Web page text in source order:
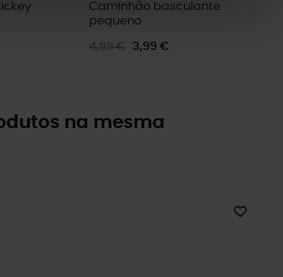
Caminhão basculante
pequeno
4,99 € 3,99 €
na mesma